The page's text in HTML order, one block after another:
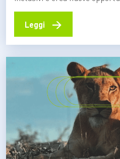
imprese World4All è molto più
mobile: è un progetto
idea di accessibilità,
La startup, fondata nel 2022…
Leggi →